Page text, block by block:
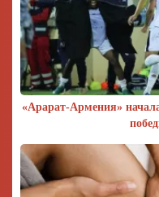
«Арарат‑Армения»